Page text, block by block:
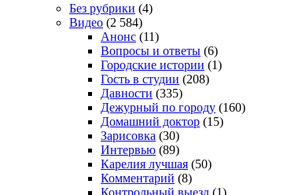
Без рубрики (4)
Видео (2 584)
Анонс (11)
Вопросы и ответы (6)
Городские истории (1)
Гость в студии (208)
Давности (335)
Дежурный по городу (160)
Домашний доктор (15)
Зарисовка (30)
Интервью (89)
Карелия лучшая (50)
Комментарий (8)
Контрольный выезд (1)